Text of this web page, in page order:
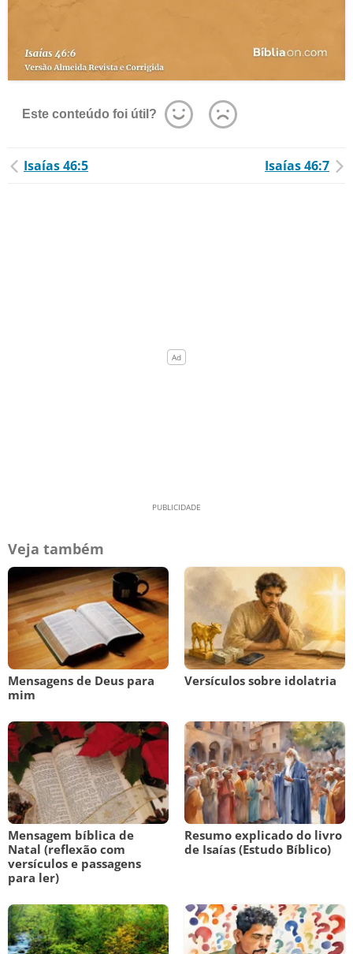
Este conteúdo foi útil?
Isaías 46:5 Isaías 46:7
Veja também
Mensagens de Deus para
mim
Versículos sobre idolatria
Mensagem bíblica de
Natal (reflexão com
versículos e passagens
para ler)
Resumo explicado do livro
de Isaías (Estudo Bíblico)